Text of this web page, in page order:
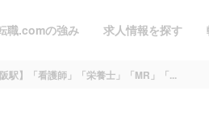
職.comの強み 求人情報を探す
阪駅】「看護師」「栄養士」「MR」「...